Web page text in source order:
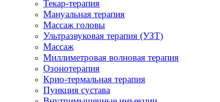
Текар-терапия
Мануальная терапия
Массаж головы
Ультразвуковая терапия (УЗТ)
Массаж
Миллиметровая волновая терапия
Озонотерапия
Крио-термальная терапия
Пункция сустава